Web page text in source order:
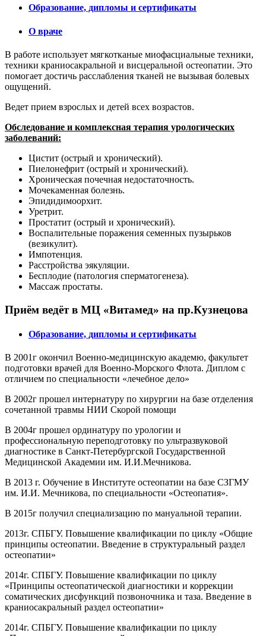
Образованиe, дипломы и сертификаты
О враче
В работе использует мягкотканые миофасциальные техники,
техники краниосакральной и висцеральной остеопатии. Это
помогает достичь расслабления тканей не вызывая болевых
ощущений.
Ведет прием взрослых и детей всех возрастов.
Обследование и комплексная терапия урологических
заболеваний:
Цистит (острый и хронический).
Пиелонефрит (острый и хронический).
Хроническая почечная недостаточность.
Мочекаменная болезнь.
Эпидидимоорхит.
Уретрит.
Простатит (острый и хронический).
Воспалительные поражения семенных пузырьков
(везикулит).
Импотенция.
Расстройства эякуляции.
Бесплодие (патология сперматогенеза).
Массаж простаты.
Приём ведёт в МЦ «Витамед» на пр.Кузнецова
Образованиe, дипломы и сертификаты
В 2001г окончил Военно-медицинскую академю, факультет
подготовки врачей для Военно-Морского Флота. Диплом с
отличием по специальности «лечебное дело»
В 2002г прошел интернатуру по хирургии на базе отделения
сочетанной травмы НИИ Скорой помощи
В 2004г прошел ординатуру по урологии и
профессиональную переподготовку по ультразвуковой
диагностике в Санкт-Петербургской Государственной
Медицинской Академии им. И.И.Мечникова.
В 2013 г. Обучение в Институте остеопатии на базе СЗГМУ
им. И.И. Мечникова, по специальности «Остеопатия».
В 2015г получил специализацию по мануальной терапии.
2013г. СПБГУ. Повышение квалификации по циклу «Общие
принципы остеопатии. Введение в структуральный раздел
остеопатии»
2014г. СПБГУ. Повышение квалификации по циклу
«Принципы остеопатической диагностики и коррекции
соматических дисфункций позвоночника и таза. Введение в
краниосакральный раздел остеопатии»
2014г. СПБГУ. Повышение квалификации по циклу